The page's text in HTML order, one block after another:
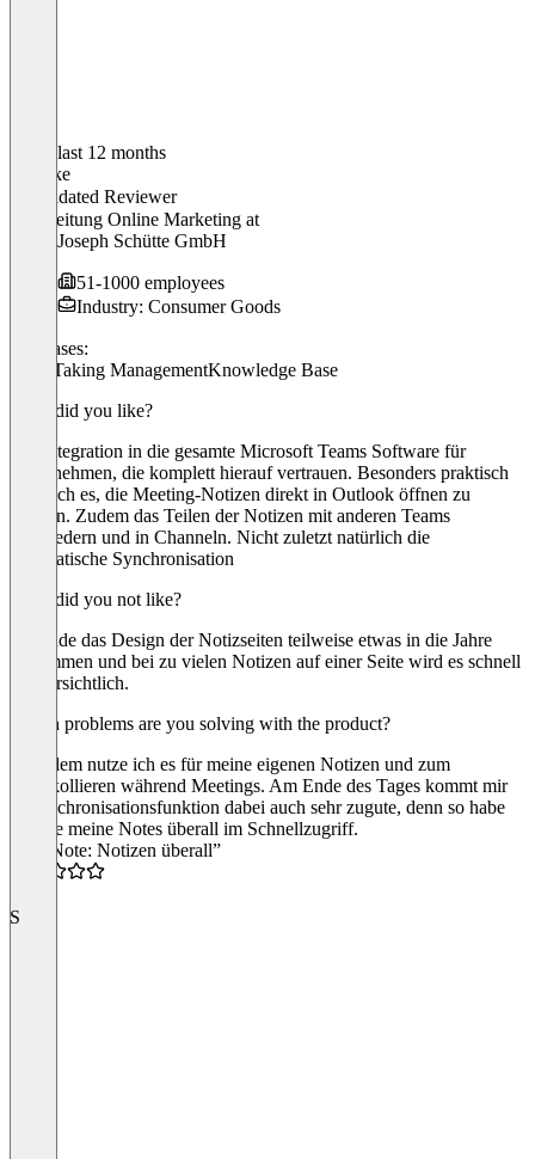
In the last 12 months
Henrike
Validated Reviewer
Teamleitung Online Marketing at
Franz Joseph Schütte GmbH
51-1000 employees
Industry: Consumer Goods
Use cases:
Note-Taking ManagementKnowledge Base
What did you like?
Die Integration in die gesamte Microsoft Teams Software für
Unternehmen, die komplett hierauf vertrauen. Besonders praktisch
finde ich es, die Meeting-Notizen direkt in Outlook öffnen zu
können. Zudem das Teilen der Notizen mit anderen Teams
Mitgliedern und in Channeln. Nicht zuletzt natürlich die
automatische Synchronisation
What did you not like?
Ich finde das Design der Notizseiten teilweise etwas in die Jahre
gekommen und bei zu vielen Notizen auf einer Seite wird es schnell
unübersichtlich.
Which problems are you solving with the product?
Vor allem nutze ich es für meine eigenen Notizen und zum
Protokollieren während Meetings. Am Ende des Tages kommt mir
die Sychronisationsfunktion dabei auch sehr zugute, denn so habe
ich alle meine Notes überall im Schnellzugriff.
“OneNote: Notizen überall”
S